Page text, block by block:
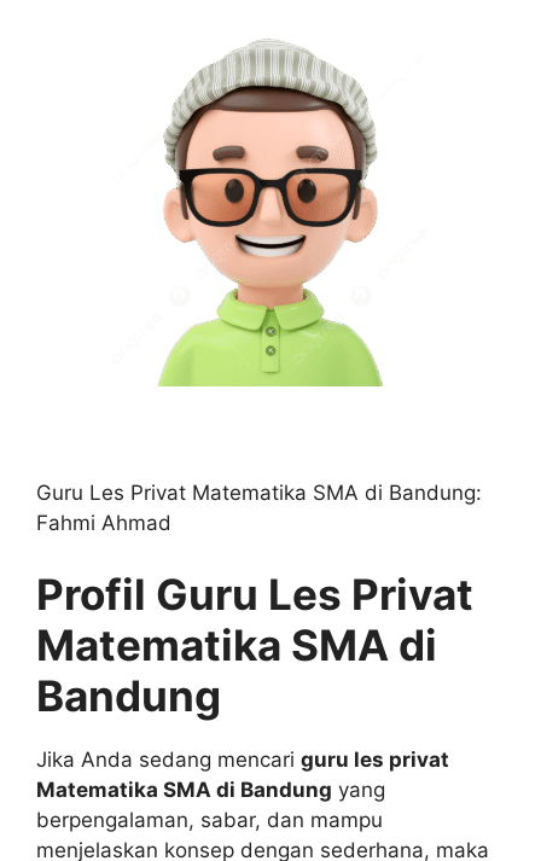
Guru Les Privat Matematika SMA di Bandung:
Fahmi Ahmad
Profil Guru Les Privat
Matematika SMA di
Bandung
Jika Anda sedang mencari guru les privat
Matematika SMA di Bandung yang
berpengalaman, sabar, dan mampu
menjelaskan konsep dengan sederhana, maka